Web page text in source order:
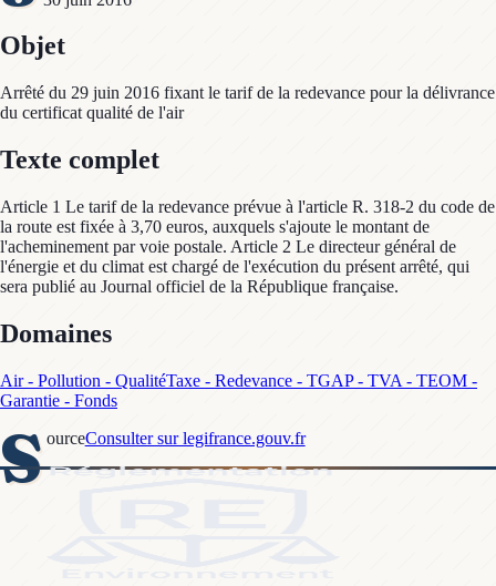
Objet
Arrêté du 29 juin 2016 fixant le tarif de la redevance pour la délivrance
du certificat qualité de l'air
Texte complet
Article 1 Le tarif de la redevance prévue à l'article R. 318-2 du code de
la route est fixée à 3,70 euros, auxquels s'ajoute le montant de
l'acheminement par voie postale. Article 2 Le directeur général de
l'énergie et du climat est chargé de l'exécution du présent arrêté, qui
sera publié au Journal officiel de la République française.
Domaines
Air - Pollution - QualitéTaxe - Redevance - TGAP - TVA - TEOM -
Garantie - Fonds
S ourceConsulter sur legifrance.gouv.fr